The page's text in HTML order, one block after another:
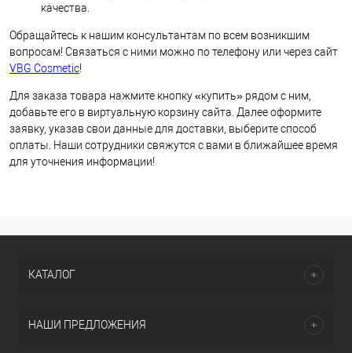
качества.
Обращайтесь к нашим консультантам по всем возникшим
вопросам! Связаться с ними можно по телефону или через сайт
VBG Cosmetic!
Для заказа товара нажмите кнопку «купить» рядом с ним,
добавьте его в виртуальную корзину сайта. Далее оформите
заявку, указав свои данные для доставки, выберите способ
оплаты. Наши сотрудники свяжутся с вами в ближайшее время
для уточнения информации!
КАТАЛОГ
НАШИ ПРЕДЛОЖЕНИЯ